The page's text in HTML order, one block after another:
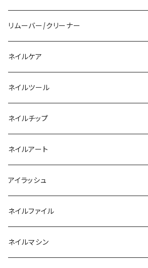
その他ツール
ベースジェル
ファンクションジェル
カラージェル
ベーシックカラージェル
マグネットジェル
ジェルブラシ
アクリルブラシ
マグネット
その他
リムーバー/クリーナー
リムーバー
クリーナー
アセトン
エタノール
ネイルケア
ネイルツール
ネイルチップ
ノーマルチップ
ソフトジェルチップ
ツール
ネイルアート
パール
パウダー
ストーン
アイラッシュ
まつげ
グルー/リムーバー
ネイルファイル
ネイルマシン